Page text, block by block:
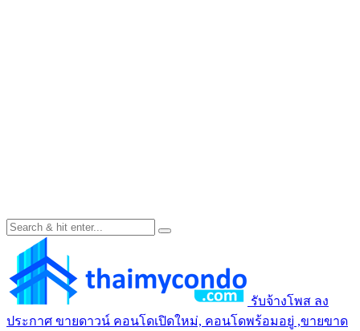
รับจ้างโพส ลง
ประกาศ ขายดาวน์ คอนโดเปิดใหม่, คอนโดพร้อมอยู่ ,ขายขาด